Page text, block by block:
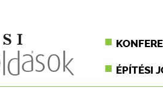
ÉPÍTÉSI